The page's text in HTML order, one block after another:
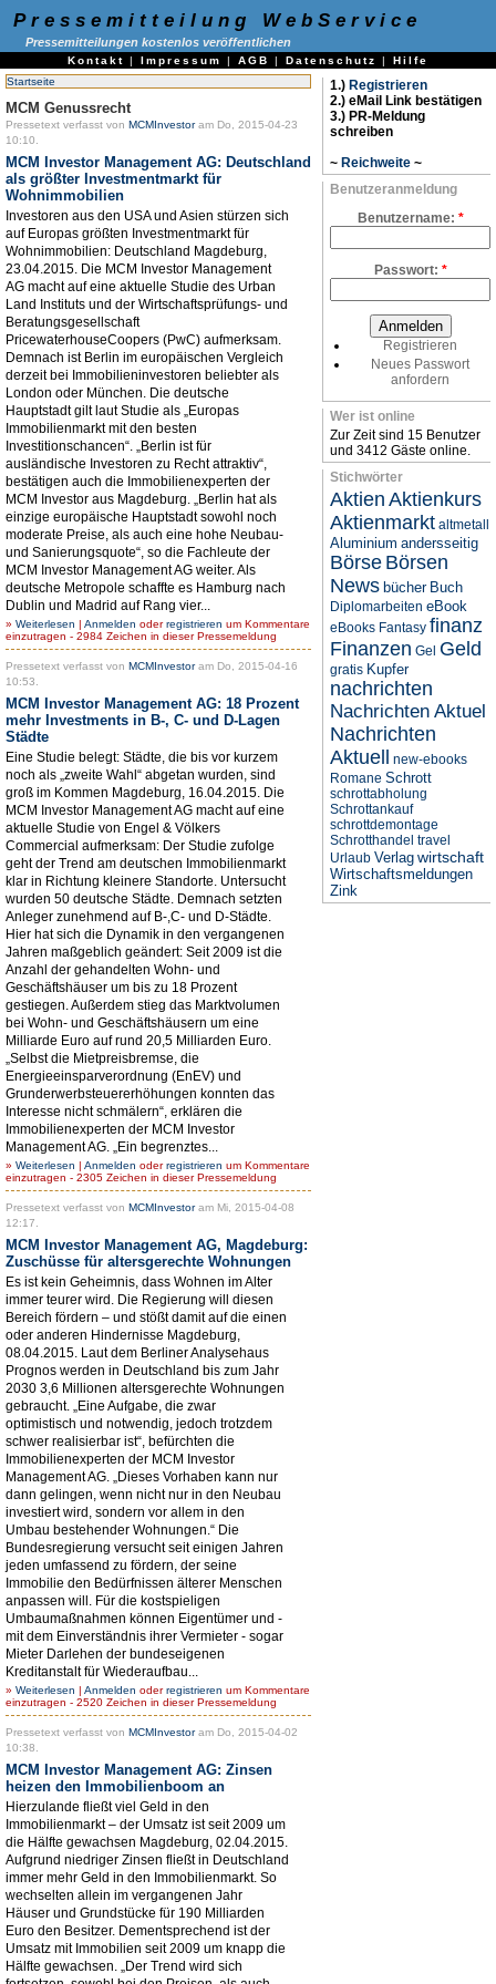
Pressemitteilung WebService
Pressemitteilungen kostenlos veröffentlichen
Kontakt | Impressum | AGB | Datenschutz | Hilfe
Startseite
MCM Genussrecht
Pressetext verfasst von MCMInvestoram Do, 2015-04-23
10:10.
MCM Investor Management AG: Deutschland
als größter Investmentmarkt für
Wohnimmobilien
Investoren aus den USA und Asien stürzen sich
auf Europas größten Investmentmarkt für
Wohnimmobilien: Deutschland Magdeburg,
23.04.2015. Die MCM Investor Management
AG macht auf eine aktuelle Studie des Urban
Land Instituts und der Wirtschaftsprüfungs- und
Beratungsgesellschaft
PricewaterhouseCoopers (PwC) aufmerksam.
Demnach ist Berlin im europäischen Vergleich
derzeit bei Immobilieninvestoren beliebter als
London oder München. Die deutsche
Hauptstadt gilt laut Studie als „Europas
Immobilienmarkt mit den besten
Investitionschancen“. „Berlin ist für
ausländische Investoren zu Recht attraktiv“,
bestätigen auch die Immobilienexperten der
MCM Investor aus Magdeburg. „Berlin hat als
einzige europäische Hauptstadt sowohl noch
moderate Preise, als auch eine hohe Neubau-
und Sanierungsquote“, so die Fachleute der
MCM Investor Management AG weiter. Als
deutsche Metropole schaffte es Hamburg nach
Dublin und Madrid auf Rang vier...
» Weiterlesen | Anmelden oderregistrieren um Kommentare
einzutragen - 2984 Zeichen in dieser Pressemeldung
Pressetext verfasst von MCMInvestoram Do, 2015-04-16
10:53.
MCM Investor Management AG: 18 Prozent
mehr Investments in B-, C- und D-Lagen
Städte
Eine Studie belegt: Städte, die bis vor kurzem
noch als „zweite Wahl“ abgetan wurden, sind
groß im Kommen Magdeburg, 16.04.2015. Die
MCM Investor Management AG macht auf eine
aktuelle Studie von Engel & Völkers
Commercial aufmerksam: Der Studie zufolge
geht der Trend am deutschen Immobilienmarkt
klar in Richtung kleinere Standorte. Untersucht
wurden 50 deutsche Städte. Demnach setzten
Anleger zunehmend auf B-,C- und D-Städte.
Hier hat sich die Dynamik in den vergangenen
Jahren maßgeblich geändert: Seit 2009 ist die
Anzahl der gehandelten Wohn- und
Geschäftshäuser um bis zu 18 Prozent
gestiegen. Außerdem stieg das Marktvolumen
bei Wohn- und Geschäftshäusern um eine
Milliarde Euro auf rund 20,5 Milliarden Euro.
„Selbst die Mietpreisbremse, die
Energieeinsparverordnung (EnEV) und
Grunderwerbsteuererhöhungen konnten das
Interesse nicht schmälern“, erklären die
Immobilienexperten der MCM Investor
Management AG. „Ein begrenztes...
» Weiterlesen | Anmelden oderregistrieren um Kommentare
einzutragen - 2305 Zeichen in dieser Pressemeldung
Pressetext verfasst von MCMInvestoram Mi, 2015-04-08
12:17.
MCM Investor Management AG, Magdeburg:
Zuschüsse für altersgerechte Wohnungen
Es ist kein Geheimnis, dass Wohnen im Alter
immer teurer wird. Die Regierung will diesen
Bereich fördern – und stößt damit auf die einen
oder anderen Hindernisse Magdeburg,
08.04.2015. Laut dem Berliner Analysehaus
Prognos werden in Deutschland bis zum Jahr
2030 3,6 Millionen altersgerechte Wohnungen
gebraucht. „Eine Aufgabe, die zwar
optimistisch und notwendig, jedoch trotzdem
schwer realisierbar ist“, befürchten die
Immobilienexperten der MCM Investor
Management AG. „Dieses Vorhaben kann nur
dann gelingen, wenn nicht nur in den Neubau
investiert wird, sondern vor allem in den
Umbau bestehender Wohnungen.“ Die
Bundesregierung versucht seit einigen Jahren
jeden umfassend zu fördern, der seine
Immobilie den Bedürfnissen älterer Menschen
anpassen will. Für die kostspieligen
Umbaumaßnahmen können Eigentümer und -
mit dem Einverständnis ihrer Vermieter - sogar
Mieter Darlehen der bundeseigenen
Kreditanstalt für Wiederaufbau...
» Weiterlesen | Anmelden oderregistrieren um Kommentare
einzutragen - 2520 Zeichen in dieser Pressemeldung
Pressetext verfasst von MCMInvestoram Do, 2015-04-02
10:38.
MCM Investor Management AG: Zinsen
heizen den Immobilienboom an
Hierzulande fließt viel Geld in den
Immobilienmarkt – der Umsatz ist seit 2009 um
die Hälfte gewachsen Magdeburg, 02.04.2015.
Aufgrund niedriger Zinsen fließt in Deutschland
immer mehr Geld in den Immobilienmarkt. So
wechselten allein im vergangenen Jahr
Häuser und Grundstücke für 190 Milliarden
Euro den Besitzer. Dementsprechend ist der
Umsatz mit Immobilien seit 2009 um knapp die
Hälfte gewachsen. „Der Trend wird sich
1.) Registrieren
2.) eMail Link bestätigen
3.) PR-Meldung
schreiben
~ Reichweite ~
Benutzeranmeldung
Benutzername: *
Passwort: *
Registrieren
Neues Passwort
anfordern
Wer ist online
Zur Zeit sind 15 Benutzer
und 3412 Gäste online.
Stichwörter
Aktien Aktienkurs
Aktienmarkt altmetall
Aluminium andersseitig
Börse Börsen
News bücher Buch
Diplomarbeiten eBook
eBooks Fantasy finanz
Finanzen Gel Geld
gratis Kupfer
nachrichten
Nachrichten Aktuel
Nachrichten
Aktuell
new-ebooks
Romane Schrott
schrottabholung
Schrottankauf
schrottdemontage
Schrotthandel travel
Urlaub Verlag wirtschaft
Wirtschaftsmeldungen
Zink